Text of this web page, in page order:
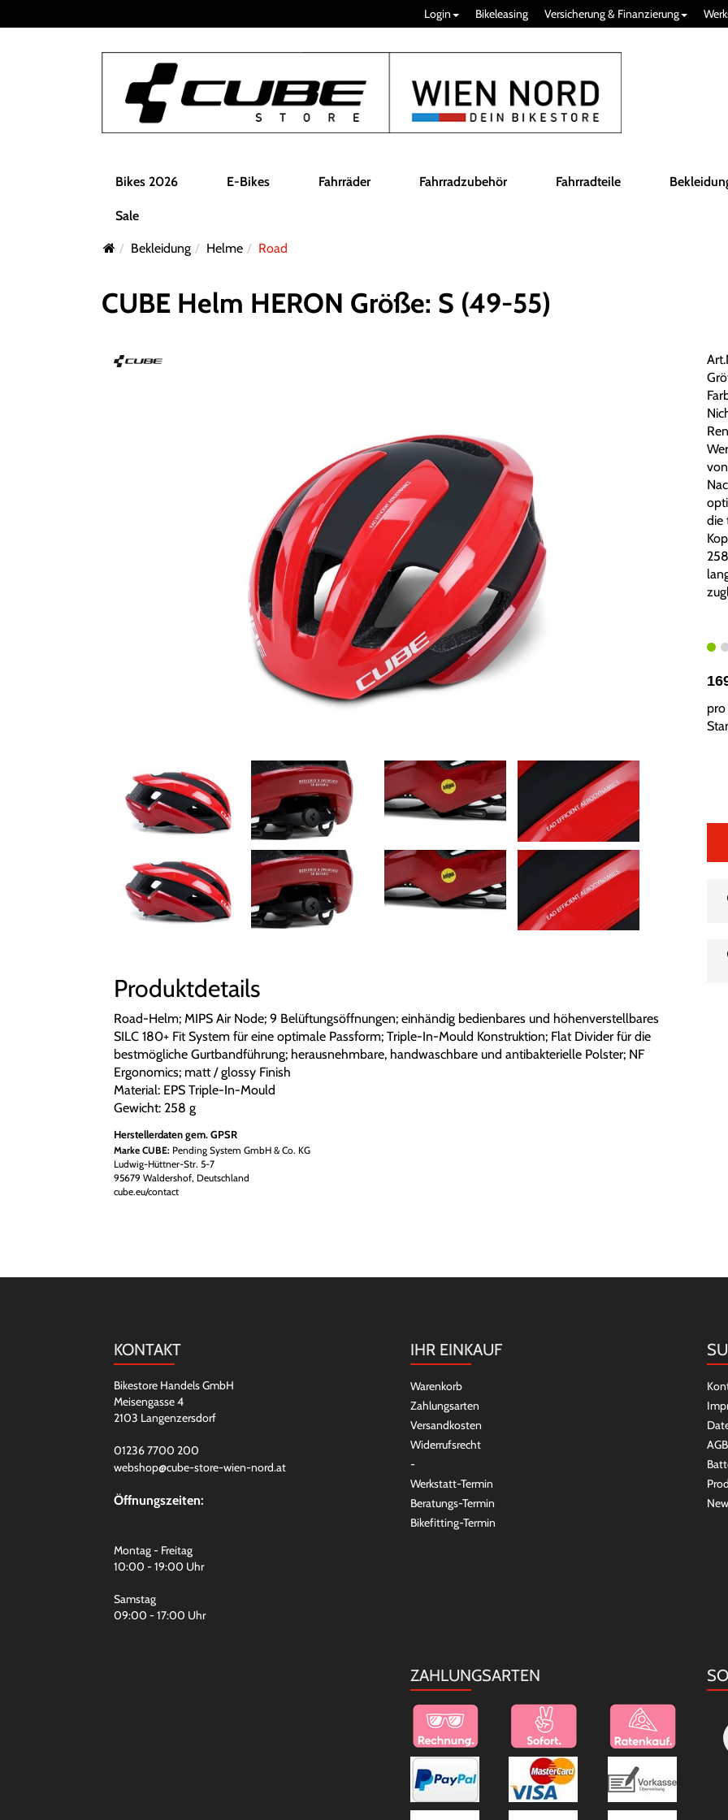
Login Bikeleasing Versicherung & Finanzierung
Bikes 2026 E-Bikes Fahrräder Fahrradzubehör Fahrradteile
Sale
Bekleidung Helme Road
CUBE Helm HERON Größe: S (49-55)
Produktdetails
Road-Helm; MIPS Air Node; 9 Belüftungsöffnungen; einhändig bedienbares und höhenverstellbares
SILC 180+ Fit System für eine optimale Passform; Triple-In-Mould Konstruktion; Flat Divider für die
bestmögliche Gurtbandführung; herausnehmbare, handwaschbare und antibakterielle Polster; NF
Ergonomics; matt / glossy Finish
Material: EPS Triple-In-Mould
Gewicht: 258 g
Herstellerdaten gem. GPSR
Marke CUBE:Pending System GmbH & Co. KG
Ludwig-Hüttner-Str. 5-7
95679 Waldershof, Deutschland
cube.eu/contact
die
pro
KONTAKT
Bikestore Handels GmbH
Meisengasse 4
2103 Langenzersdorf
01236 7700 200
webshop@cube-store-wien-nord.at
Öffnungszeiten:
Montag - Freitag
10:00 - 19:00 Uhr
Samstag
09:00 - 17:00 Uhr
IHR EINKAUF
Warenkorb
Zahlungsarten
Versandkosten
Widerrufsrecht
-
Werkstatt-Termin
Beratungs-Termin
Bikefitting-Termin
AGB
ZAHLUNGSARTEN